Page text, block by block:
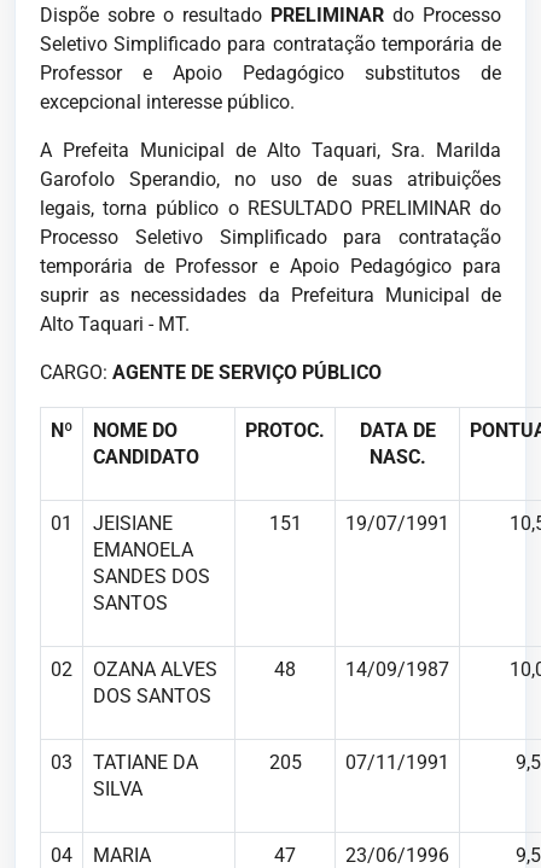
Dispõe sobre o resultado PRELIMINAR do Processo
Seletivo Simplificado para contratação temporária de
Professor e Apoio Pedagógico substitutos de
excepcional interesse público.
A Prefeita Municipal de Alto Taquari, Sra. Marilda
Garofolo Sperandio, no uso de suas atribuições
legais, torna público o RESULTADO PRELIMINAR do
Processo Seletivo Simplificado para contratação
temporária de Professor e Apoio Pedagógico para
suprir as necessidades da Prefeitura Municipal de
Alto Taquari - MT.
CARGO: AGENTE DE SERVIÇO PÚBLICO
Nº
NOME DO
CANDIDATO
PROTOC.
DATA DE
NASC.
01
JEISIANE
EMANOELA
SANDES DOS
SANTOS
151 19/07/1991
02
OZANA ALVES
DOS SANTOS
48 14/09/1987
03
TATIANE DA
SILVA
205 07/11/1991 9,5
04
MARIA
47 23/06/1996 9,5